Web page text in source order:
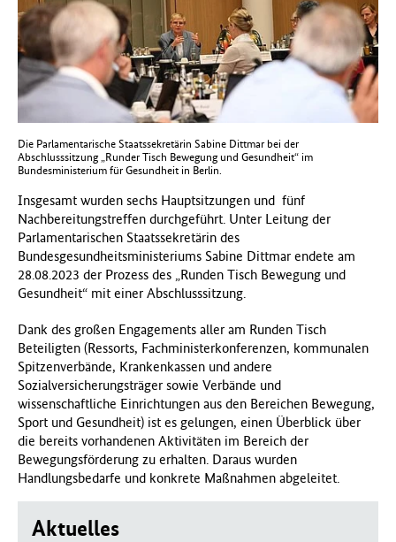
r
G
e
s
u
n
d
h
e
i
t
(
B
M
G
)
Die Parlamentarische Staatssekretärin Sabine Dittmar bei der
Abschlusssitzung „Runder Tisch Bewegung und Gesundheit“ im
Bundesministerium für Gesundheit in Berlin.
Insgesamt wurden sechs Hauptsitzungen und fünf
Nachbereitungstreffen durchgeführt. Unter Leitung der
Parlamentarischen Staatssekretärin des
Bundesgesundheitsministeriums Sabine Dittmar endete am
28.08.2023 der Prozess des „Runden Tisch Bewegung und
Gesundheit“ mit einer Abschlusssitzung.
Dank des großen Engagements aller am Runden Tisch
Beteiligten (Ressorts, Fachministerkonferenzen, kommunalen
Spitzenverbände, Krankenkassen und andere
Sozialversicherungsträger sowie Verbände und
wissenschaftliche Einrichtungen aus den Bereichen Bewegung,
Sport und Gesundheit) ist es gelungen, einen Überblick über
die bereits vorhandenen Aktivitäten im Bereich der
Bewegungsförderung zu erhalten. Daraus wurden
Handlungsbedarfe und konkrete Maßnahmen abgeleitet.
Aktuelles